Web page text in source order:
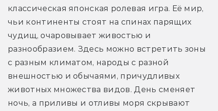
классическая японская ролевая игра. Её мир,
чьи континенты стоят на спинах парящих
чудищ, очаровывает живостью и
разнообразием. Здесь можно встретить зоны
с разным климатом, народы с разной
внешностью и обычаями, причудливых
животных множества видов. День сменяет
ночь, а приливы и отливы моря скрывают